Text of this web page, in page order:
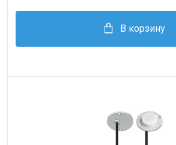
В корзину